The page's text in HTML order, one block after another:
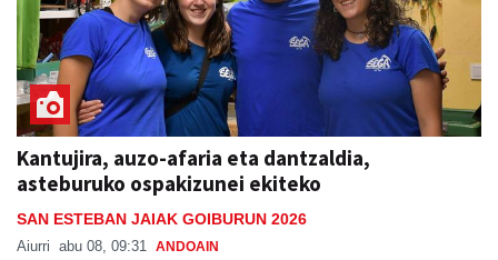
Kantujira, auzo-afaria eta dantzaldia,
asteburuko ospakizunei ekiteko
SAN ESTEBAN JAIAK GOIBURUN 2026
Aiurri abu 08, 09:31 ANDOAIN